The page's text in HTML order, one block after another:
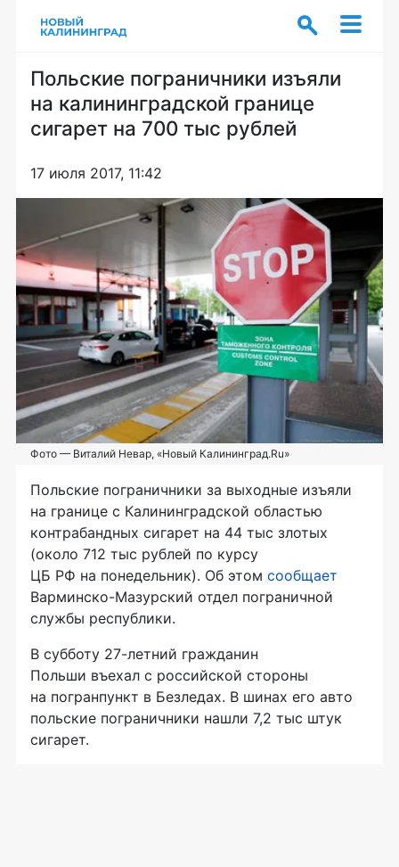
Польские пограничники изъяли
на калининградской границе
сигарет на 700 тыс рублей
17 июля 2017, 11:42
Фото — Виталий Невар, «Новый Калининград.Ru»
Польские пограничники за выходные изъяли
на границе с Калининградской областью
контрабандных сигарет на 44 тыс злотых
(около 712 тыс рублей по курсу
ЦБ РФ на понедельник). Об этом сообщает
Варминско-Мазурский отдел пограничной
службы республики.
В субботу 27-летний гражданин
Польши въехал с российской стороны
на погранпункт в Безледах. В шинах его авто
польские пограничники нашли 7,2 тыс штук
сигарет.